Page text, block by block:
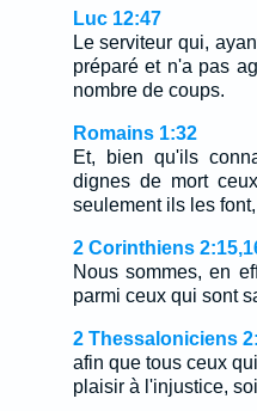
Luc 12:47
Le serviteur qui,
préparé et n'a pas
nombre de coups.
Romains 1:32
Et, bien qu'ils
dignes de mort
seulement ils les
2 Corinthiens
Nous sommes, en
parmi ceux qui sont
2 Thessaloniciens
afin que tous ceux
plaisir à l'injustice,